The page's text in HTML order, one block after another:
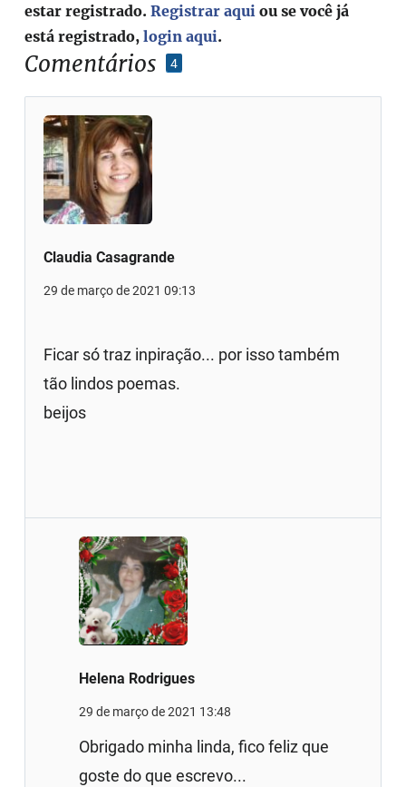
Comentários 4
Claudia Casagrande
29 de março de 2021 09:13
Ficar só traz inpiração... por isso também
tão lindos poemas.
beijos
Helena Rodrigues
29 de março de 2021 13:48
Obrigado minha linda, fico feliz que
goste do que escrevo...
estar registrado.Registrar aqui ou se você já
está registrado,login aqui.